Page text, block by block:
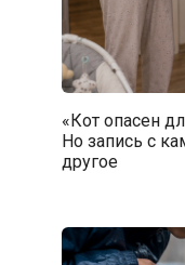
«Кот опасен
Но запись с
другое